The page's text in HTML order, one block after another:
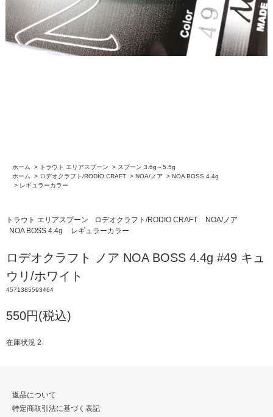
ホーム > トラウト エリアスプーン > スプーン 3.6g～5.5g
ホーム
> ロデオクラフト/RODIO CRAFT > NOA/ノア > NOA BOSS 4.4g
> レギュラーカラー
トラウト エリアスプーン ロデオクラフト/RODIO CRAFT
NOA/ノア
NOA BOSS 4.4g
レギュラーカラー
ロデオクラフト ノア NOA BOSS 4.4g #49 キュ
ウリ/ホワイト
4571385593464
550円(税込)
在庫状況 2
返品について
特定商取引法に基づく表記